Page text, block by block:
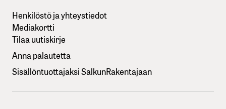
Henkilöstö ja yhteystiedot
Mediakortti
Tilaa uutiskirje
Anna palautetta
Sisällöntuottajaksi SalkunRakentajaan